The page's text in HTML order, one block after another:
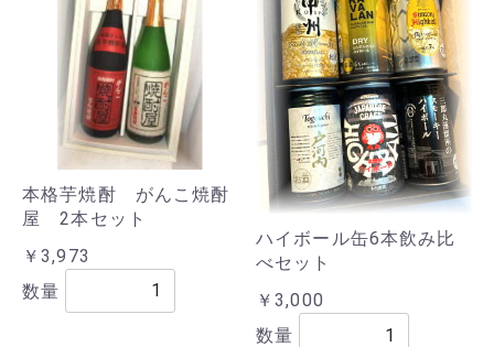
本格芋焼酎 がんこ焼酎
屋 2本セット
￥3,973
数量
ハイボール缶6本飲み比
べセット
￥3,000
数量